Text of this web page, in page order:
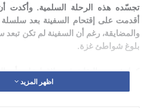
تجسّده هذه الرحلة السلمية. وأكدت أن
أقدمت على إقتحام السفينة بعد
والمضايقة، رغم أن السفينة لم تكن
بلوغ شواطئ غزة.
كما شددت النقابة في بلاغها على أن
على متن السفينة، ومن ضمنهم محمد
اظهر المزيد